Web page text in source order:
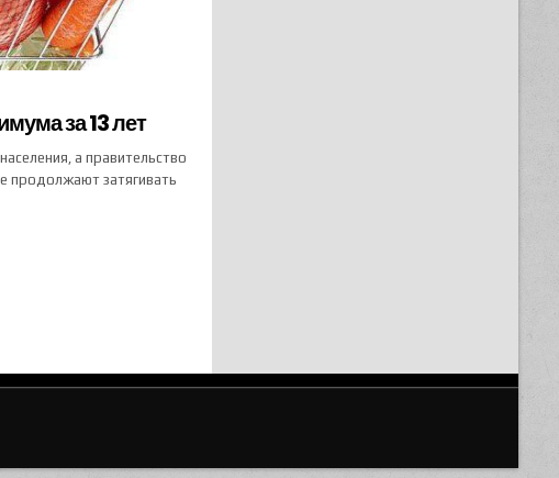
за 13 лет
а правительство
продолжают затягивать